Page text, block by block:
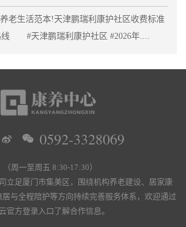
生活范本!天津鹏瑞利康护社区收费标准
线 #天津鹏瑞利康护社区 #2026年....
0592-3328069
（周一至周五 8:30-17:30）
立足厦门市集美区，围绕机构养老建设、居家康
与全程陪护等方向持续完善服务体系，欢迎通过
官方登录入口了解合作信息。